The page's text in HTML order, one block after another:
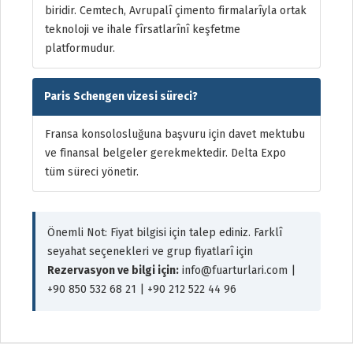
biridir. Cemtech, Avrupalî çimento firmalarîyla ortak
teknoloji ve ihale fîrsatlarînî keşfetme
platformudur.
Paris Schengen vizesi süreci?
Fransa konsolosluğuna başvuru için davet mektubu
ve finansal belgeler gerekmektedir. Delta Expo
tüm süreci yönetir.
Önemli Not: Fiyat bilgisi için talep ediniz. Farklî
seyahat seçenekleri ve grup fiyatlarî için
Rezervasyon ve bilgi için: info@fuarturlari.com |
+90 850 532 68 21 | +90 212 522 44 96